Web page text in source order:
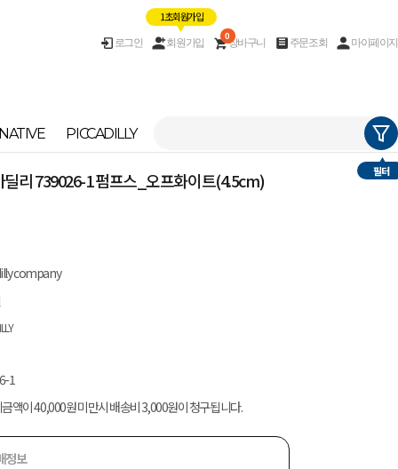
로그인 회원가입
1초 회원가입
장바구니
0
주문조회 마이페이지
NATIVE PICCADILLY
필터
딜리 739026-1 펌프스_오프화이트(4.5cm)
company
1
액이 40,000원 미만시 배송비 3,000원이 청구됩니다.
정보